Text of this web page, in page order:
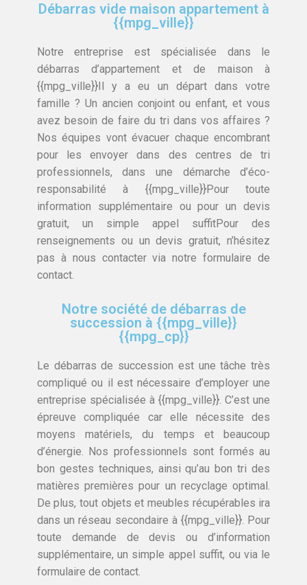
Débarras vide maison appartement à
{{mpg_ville}}
Notre entreprise est spécialisée dans le
débarras d’appartement et de maison à
{{mpg_ville}}Il y a eu un départ dans votre
famille ? Un ancien conjoint ou enfant, et vous
avez besoin de faire du tri dans vos affaires ?
Nos équipes vont évacuer chaque encombrant
pour les envoyer dans des centres de tri
professionnels, dans une démarche d’éco-
responsabilité à {{mpg_ville}}Pour toute
information supplémentaire ou pour un devis
gratuit, un simple appel suffitPour des
renseignements ou un devis gratuit, n’hésitez
pas à nous contacter via notre formulaire de
contact.
Notre société de débarras de
succession à {{mpg_ville}}
{{mpg_cp}}
Le débarras de succession est une tâche très
compliqué ou il est nécessaire d’employer une
entreprise spécialisée à {{mpg_ville}}. C’est une
épreuve compliquée car elle nécessite des
moyens matériels, du temps et beaucoup
d’énergie. Nos professionnels sont formés au
bon gestes techniques, ainsi qu’au bon tri des
matières premières pour un recyclage optimal.
De plus, tout objets et meubles récupérables ira
dans un réseau secondaire à {{mpg_ville}}. Pour
toute demande de devis ou d’information
supplémentaire, un simple appel suffit, ou via le
formulaire de contact.